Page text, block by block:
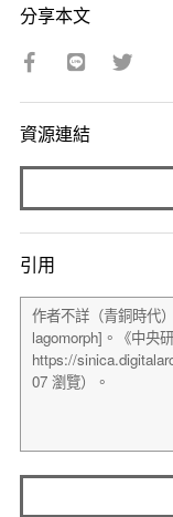
分享本文
資源連結
引用